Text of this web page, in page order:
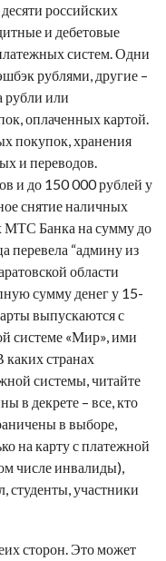
российских
и дебетовые
систем. Одни
рублями, другие –
рубли или
оплаченных картой.
покупок, хранения
и переводов.
и до 150 000 рублей у
снятие наличных
МТС Банка на сумму до
перевела “админу из
области
сумму денег у 15-
выпускаются с
системе «Мир», ими
каких странах
системы, читайте
в декрете – все, кто
в выборе,
на карту с платежной
числе инвалиды),
участники
сторон. Это может